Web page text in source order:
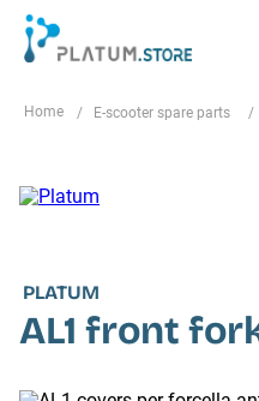
E-scooter spare parts
PLATUM
AL1 front